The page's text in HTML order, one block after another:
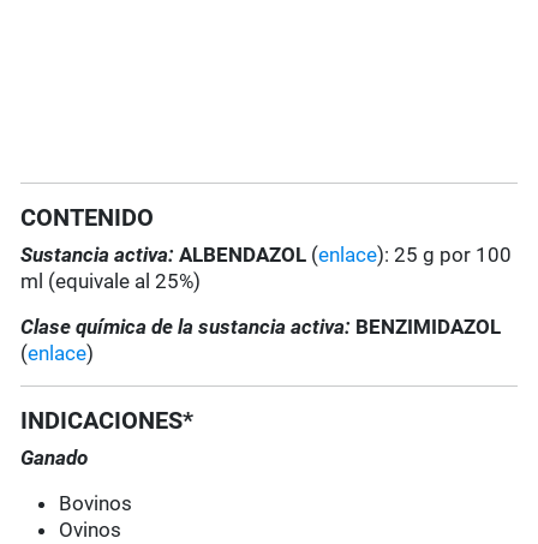
CONTENIDO
Sustancia activa: ALBENDAZOL (enlace): 25 g por 100
ml (equivale al 25%)
Clase química de la sustancia activa: BENZIMIDAZOL
(enlace)
INDICACIONES*
Ganado
Bovinos
Ovinos